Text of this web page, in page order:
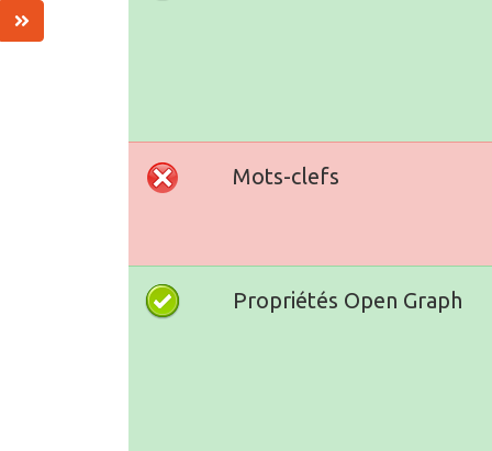
Mots-clefs
Propriétés Open Graph